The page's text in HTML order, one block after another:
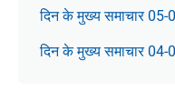
दिन के मुख्य समाचार 05-
दिन के मुख्य समाचार 04-